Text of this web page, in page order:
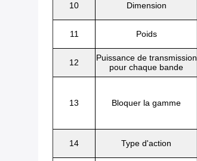
10
Dimension
11 Poids
12
Puissance de transmission
pour chaque bande
13 Bloquer la gamme
14 Type d'action